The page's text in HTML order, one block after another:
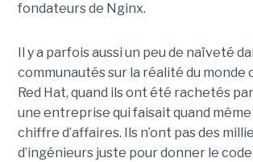
fondateurs de Nginx.
Il y a parfois aussi un peu de naïveté
communautés sur la réalité du monde
Red Hat, quand ils ont été rachetés
une entreprise qui faisait quand même
chiffre d’affaires. Ils n’ont pas des
d’ingénieurs juste pour donner le